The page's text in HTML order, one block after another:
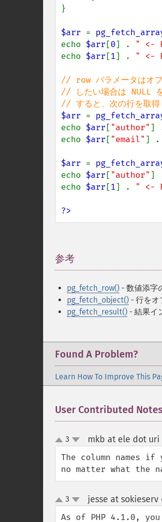
}
$arr =
echo $arr [0] . " <-
echo $arr [1] . " <-
// row パラメータはオ
// したい場合は NULL
$arr =
echo $arr ["author"]
echo $arr ["email"] .
$arr =
echo $arr ["author"]
echo $arr [1] . " <-
?>
参考
pg_fetch_row() - 数値添字
pg_fetch_object() - 行をオ
pg_fetch_result() - 結果イ
Found A Problem?
Learn How To Improve This
User Contributed Notes
up
down
3 mkb at ele dot uri
The column names if
no matter what the
up
down
3 jesse at
As of PHP 4.1.0,